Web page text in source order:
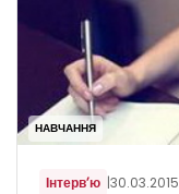
НАВЧАННЯ
Інтерв’ю |30.03.2015